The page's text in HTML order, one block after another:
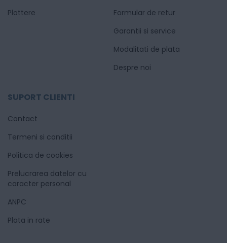
Plottere
Formular de retur
Garantii si service
Modalitati de plata
Despre noi
SUPORT CLIENTI
Contact
Termeni si conditii
Politica de cookies
Prelucrarea datelor cu
caracter personal
ANPC
Plata in rate